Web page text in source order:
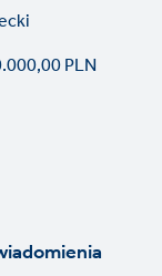
PLN